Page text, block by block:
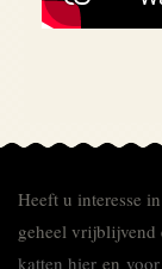
Heeft u interesse
geheel vrijblijvend
katten hier en